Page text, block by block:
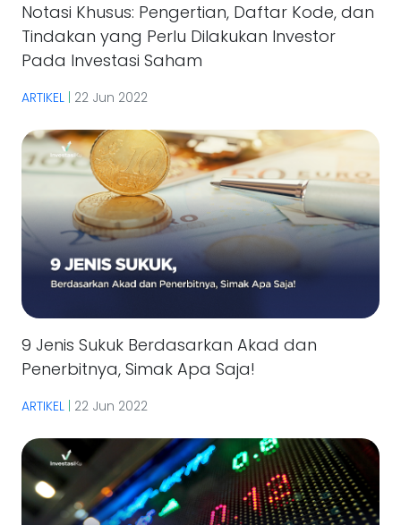
Notasi Khusus: Pengertian, Daftar Kode, dan
Tindakan yang Perlu Dilakukan Investor
Pada Investasi Saham
ARTIKEL 22 Jun 2022
9 Jenis Sukuk Berdasarkan Akad dan
Penerbitnya, Simak Apa Saja!
ARTIKEL | 22 Jun 2022